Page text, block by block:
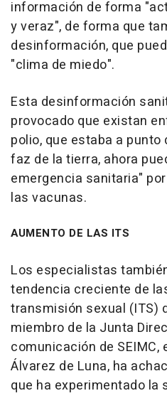
información de forma
y veraz", de forma que
desinformación, que
"clima de miedo".
Esta desinformación
provocado que existan
polio, que estaba a
faz de la tierra, ahora
emergencia sanitaria"
las vacunas.
AUMENTO DE LAS ITS
Los especialistas
tendencia creciente de
transmisión sexual (ITS)
miembro de la Junta
comunicación de SEIMC,
Álvarez de Luna, ha
que ha experimentado la